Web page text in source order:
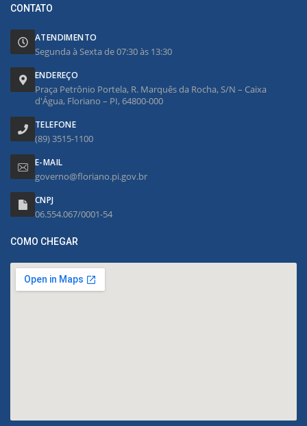
CONTATO
ATENDIMENTO
Segunda à Sexta de 07:30 às 13:30
ENDEREÇO
Praça Petrônio Portela, R. Marquês da Rocha, S/N – Caixa
d'Água, Floriano – PI, 64800-000
TELEFONE
(89) 3515-1100
E-MAIL
governo@floriano.pi.gov.br
CNPJ
06.554.067/0001-54
COMO CHEGAR